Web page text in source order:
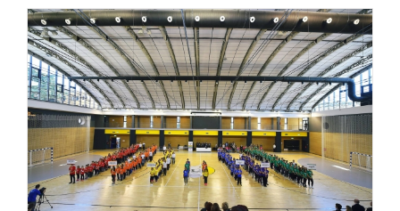
–
OŠ
“Ivo
Lola
RIbar”
škola
na
prvih
10!